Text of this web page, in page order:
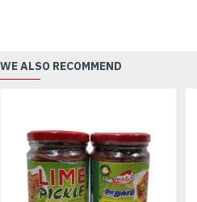
WE ALSO RECOMMEND